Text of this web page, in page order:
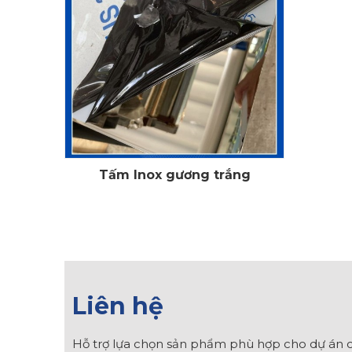
Tấm Inox gương trắng
Liên hệ
Hỗ trợ lựa chọn sản phẩm phù hợp cho dự án